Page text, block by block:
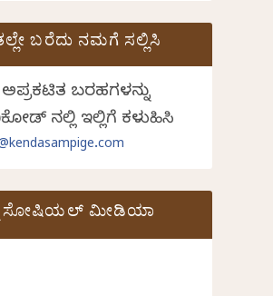
ಬರೆದು ನಮಗೆ ಸಲ್ಲಿಸಿ
ಬರಹಗಳನ್ನು
ನಲ್ಲಿ ಇಲ್ಲಿಗೆ ಕಳುಹಿಸಿ
ಸೋಷಿಯಲ್‌ ಮೀಡಿಯಾ